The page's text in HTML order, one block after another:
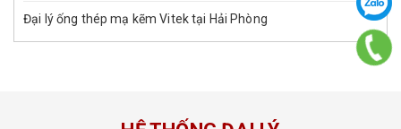
Đại lý ống thép mạ kẽm Vitek tại Hải Phòng